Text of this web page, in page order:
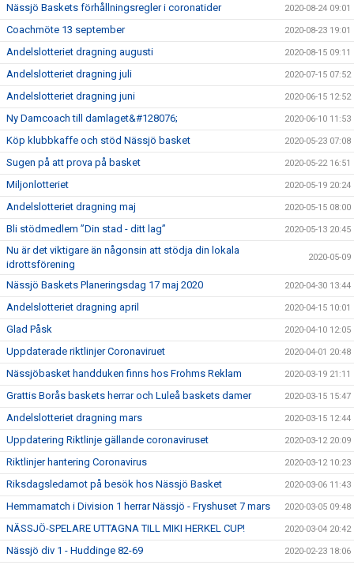
Nässjö Baskets förhållningsregler i coronatider 2020-08-24 09:01
Coachmöte 13 september 2020-08-23 19:01
Andelslotteriet dragning augusti 2020-08-15 09:11
Andelslotteriet dragning juli 2020-07-15 07:52
Andelslotteriet dragning juni 2020-06-15 12:52
Ny Damcoach till damlaget&#128076; 2020-06-10 11:53
Köp klubbkaffe och stöd Nässjö basket 2020-05-23 07:08
Sugen på att prova på basket 2020-05-22 16:51
Miljonlotteriet 2020-05-19 20:24
Andelslotteriet dragning maj 2020-05-15 08:00
Bli stödmedlem ”Din stad - ditt lag” 2020-05-13 20:45
Nu är det viktigare än någonsin att stödja din lokala
idrottsförening
2020-05-09
Nässjö Baskets Planeringsdag 17 maj 2020 2020-04-30 13:44
Andelslotteriet dragning april 2020-04-15 10:01
Glad Påsk 2020-04-10 12:05
Uppdaterade riktlinjer Coronaviruet 2020-04-01 20:48
Nässjöbasket handduken finns hos Frohms Reklam 2020-03-19 21:11
Grattis Borås baskets herrar och Luleå baskets damer 2020-03-15 15:47
Andelslotteriet dragning mars 2020-03-15 12:44
Uppdatering Riktlinje gällande coronaviruset 2020-03-12 20:09
Riktlinjer hantering Coronavirus 2020-03-12 10:23
Riksdagsledamot på besök hos Nässjö Basket 2020-03-06 11:43
Hemmamatch i Division 1 herrar Nässjö - Fryshuset 7 mars 2020-03-05 09:48
NÄSSJÖ-SPELARE UTTAGNA TILL MIKI HERKEL CUP! 2020-03-04 20:42
Nässjö div 1 - Huddinge 82-69 2020-02-23 18:06